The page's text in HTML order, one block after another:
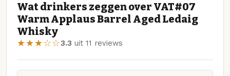
Wat drinkers zeggen over VAT#07
Warm Applaus Barrel Aged Ledaig
Whisky
★★★☆☆3.3 uit 11 reviews